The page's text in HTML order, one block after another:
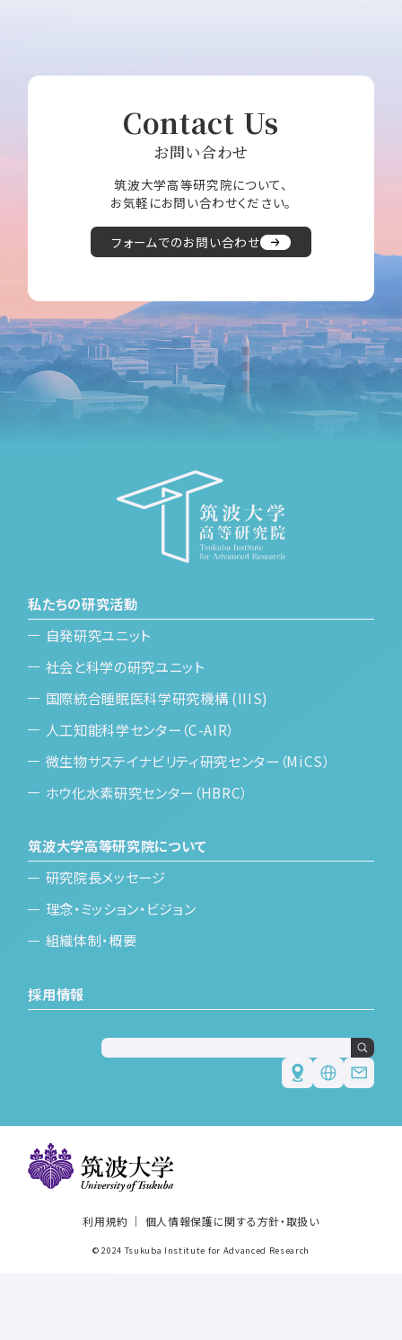
Contact Us
お問い合わせ
筑波大学高等研究院について、
お気軽にお問い合わせください。
フォームでのお問い合わせ
私たちの研究活動
自発研究ユニット
社会と科学の研究ユニット
国際統合睡眠医科学研究機構 (IIIS)
人工知能科学センター（C-AIR）
微生物サステイナビリティ研究センター（MiCS）
ホウ化水素研究センター（HBRC）
筑波大学高等研究院について
研究院長メッセージ
理念・ミッション・ビジョン
組織体制・概要
採用情報
利用規約 個人情報保護に関する方針・取扱い
© 2024 Tsukuba Institute for Advanced Research